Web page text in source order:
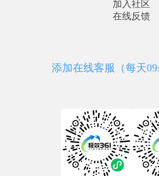
加入社区
在线反馈
添加在线客服（每天